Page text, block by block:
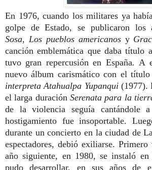
En 1976, cuando los militares ya
golpe de Estado, se publicaron los
Sosa, Los pueblos americanos y
canción emblemática que daba título
tuvo gran repercusión en España.A
nuevo álbum carismático con el título
interpreta Atahualpa Yupanqui(1977).
el larga duración Serenata para la
de la violencia seguía cantándole
hostigamiento fue insoportable.
durante un concierto en la ciudad de
espectadores, debió exiliarse.
año siguiente, en 1980, se instaló
pudo desarrollar, en sus años de